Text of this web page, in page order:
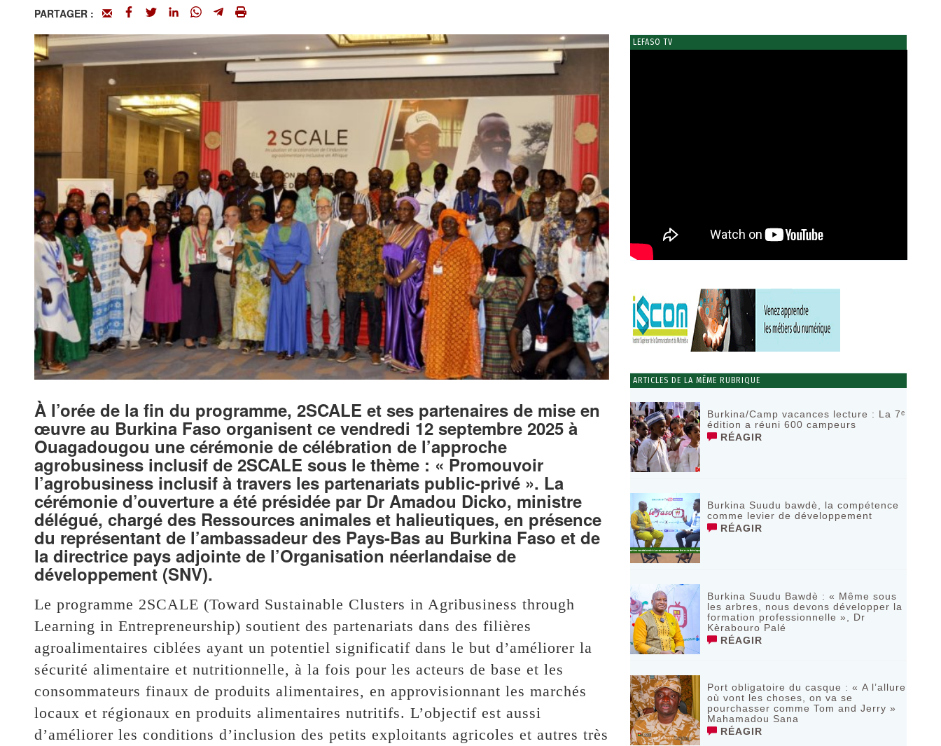
PARTAGER :
À l’orée de la fin du programme, 2SCALE et ses partenaires de mise en
œuvre au Burkina Faso organisent ce vendredi 12 septembre 2025 à
Ouagadougou une cérémonie de célébration de l’approche
agrobusiness inclusif de 2SCALE sous le thème : « Promouvoir
l’agrobusiness inclusif à travers les partenariats public-privé ». La
cérémonie d’ouverture a été présidée par Dr Amadou Dicko, ministre
délégué, chargé des Ressources animales et halieutiques, en présence
du représentant de l’ambassadeur des Pays-Bas au Burkina Faso et de
la directrice pays adjointe de l’Organisation néerlandaise de
développement (SNV).
Le programme 2SCALE (Toward Sustainable Clusters in Agribusiness through
Learning in Entrepreneurship) soutient des partenariats dans des filières
agroalimentaires ciblées ayant un potentiel significatif dans le but d’améliorer la
sécurité alimentaire et nutritionnelle, à la fois pour les acteurs de base et les
consommateurs finaux de produits alimentaires, en approvisionnant les marchés
locaux et régionaux en produits alimentaires nutritifs. L’objectif est aussi
d’améliorer les conditions d’inclusion des petits exploitants agricoles et autres très
LEFASO TV
ARTICLES DE LA MÊME RUBRIQUE
Burkina/Camp vacances lecture : La 7ᵉ
édition a réuni 600 campeurs
RÉAGIR
Burkina Suudu bawdè, la compétence
comme levier de développement
RÉAGIR
Burkina Suudu Bawdè : « Même sous
les arbres, nous devons développer la
formation professionnelle », Dr
Kèrabouro Palé
RÉAGIR
Port obligatoire du casque : « A l’allure
où vont les choses, on va se
pourchasser comme Tom and Jerry »
Mahamadou Sana
RÉAGIR